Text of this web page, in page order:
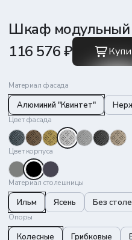
Шкаф модульный
116 576 ₽
Материал фасада
Алюминий "Квинтет"
Цвет фасада
Цвет корпуса
Материал столешницы
Ильм Ясень Без
Опоры
Колесные Грибковые